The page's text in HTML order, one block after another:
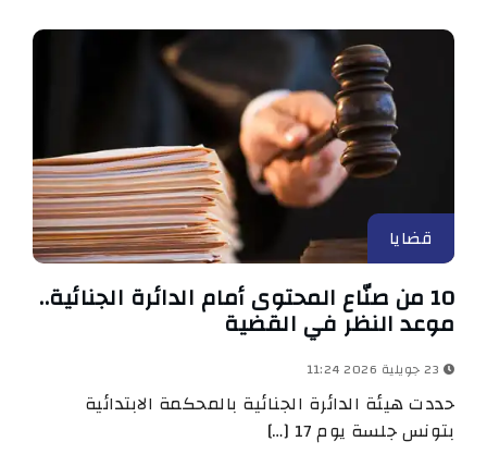
قضايا
10 من صنّاع المحتوى أمام الدائرة الجنائية..
موعد النظر في القضية
حددت هيئة الدائرة الجنائية بالمحكمة الابتدائية
بتونس جلسة يوم 17 […]